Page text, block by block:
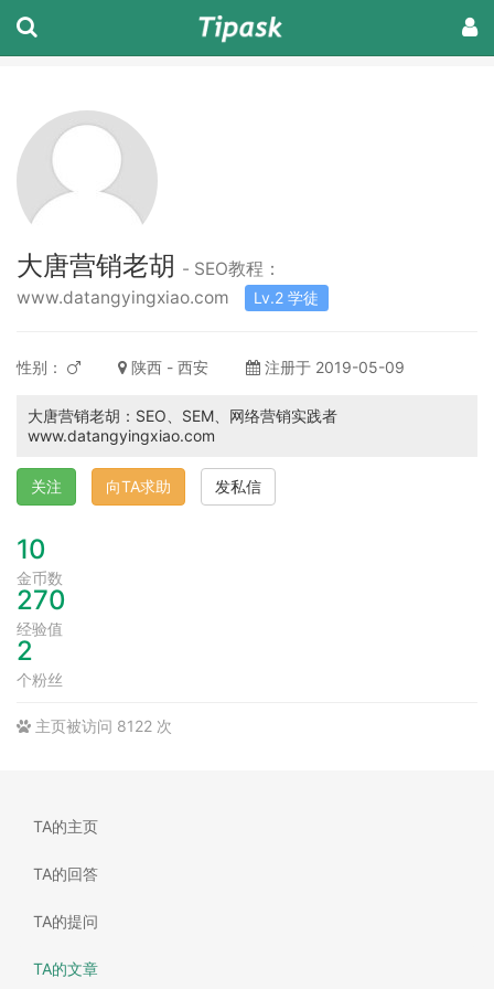
大唐营销老胡 - SEO教程：
www.datangyingxiao.com
Lv.2 学徒
性别： 陕西 - 西安 注册于 2019-05-09
大唐营销老胡：SEO、SEM、网络营销实践者
www.datangyingxiao.com
关注 向TA求助 发私信
10
金币数
270
经验值
2
个粉丝
主页被访问 8122 次
TA的主页
TA的回答
TA的提问
TA的文章